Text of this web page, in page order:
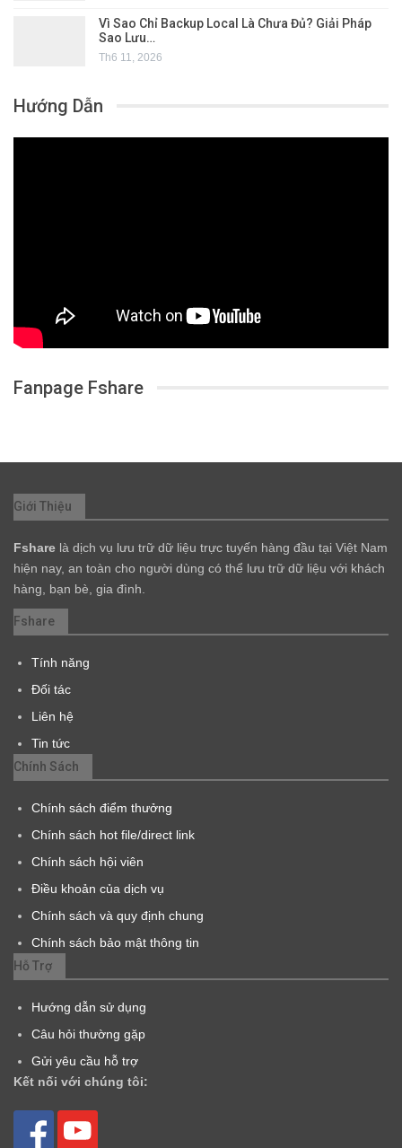
Vì Sao Chỉ Backup Local Là Chưa Đủ? Giải Pháp
Sao Lưu…
Th6 11, 2026
Hướng Dẫn
Fanpage Fshare
Giới Thiệu
Fshare là dịch vụ lưu trữ dữ liệu trực tuyến hàng đầu tại Việt Nam
hiện nay, an toàn cho người dùng có thể lưu trữ dữ liệu với khách
hàng, bạn bè, gia đình.
Fshare
Tính năng
Đối tác
Liên hệ
Tin tức
Chính Sách
Chính sách điểm thưởng
Chính sách hot file/direct link
Chính sách hội viên
Điều khoản của dịch vụ
Chính sách và quy định chung
Chính sách bảo mật thông tin
Hỗ Trợ
Hướng dẫn sử dụng
Câu hỏi thường gặp
Gửi yêu cầu hỗ trợ
Kết nối với chúng tôi: